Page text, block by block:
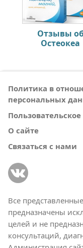
Отзывы
Остеокеа
Политика в
персональных
О сайте
Связаться с нами
Все
предназначены
целей и не
консультаций,